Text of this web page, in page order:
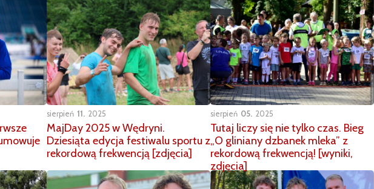
sierpień 11 2025
MajDay 2025 w Wędryni.
Dziesiąta edycja festiwalu sportu z
rekordową frekwencją [zdjęcia]
sierpień 05 2025
Tutaj liczy się nie tylko czas. Bieg
„O gliniany dzbanek mleka” z
rekordową frekwencją! [wyniki,
zdjęcia]